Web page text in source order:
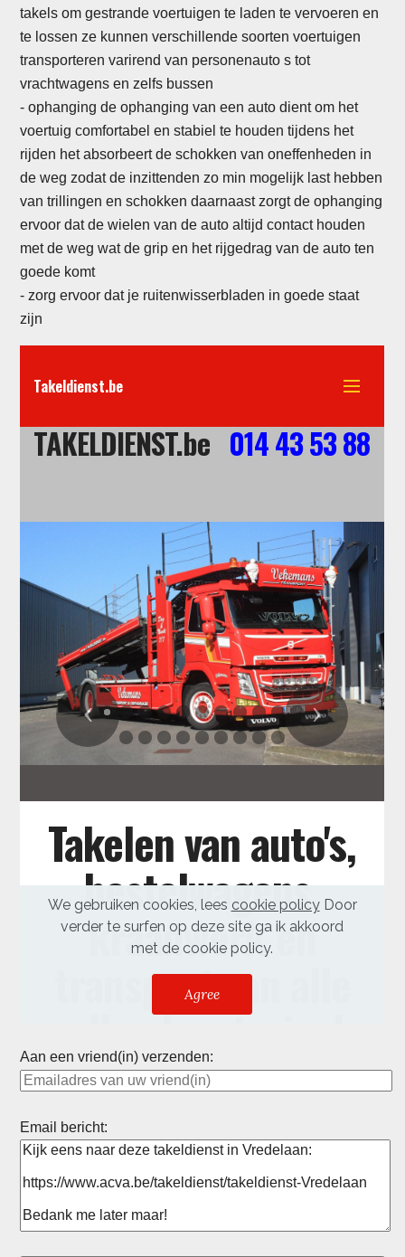
takels om gestrande voertuigen te laden te vervoeren en
te lossen ze kunnen verschillende soorten voertuigen
transporteren varirend van personenauto s tot
vrachtwagens en zelfs bussen
-ophanging de ophanging van een auto dient om het
voertuig comfortabel en stabiel te houden tijdens het
rijden het absorbeert de schokken van oneffenheden in
de weg zodat de inzittenden zo min mogelijk last hebben
van trillingen en schokken daarnaast zorgt de ophanging
ervoor dat de wielen van de auto altijd contact houden
met de weg wat de grip en het rijgedrag van de auto ten
goede komt
- zorg ervoor dat je ruitenwisserbladen in goede staat
zijn
Aan een vriend(in) verzenden:
Email bericht: